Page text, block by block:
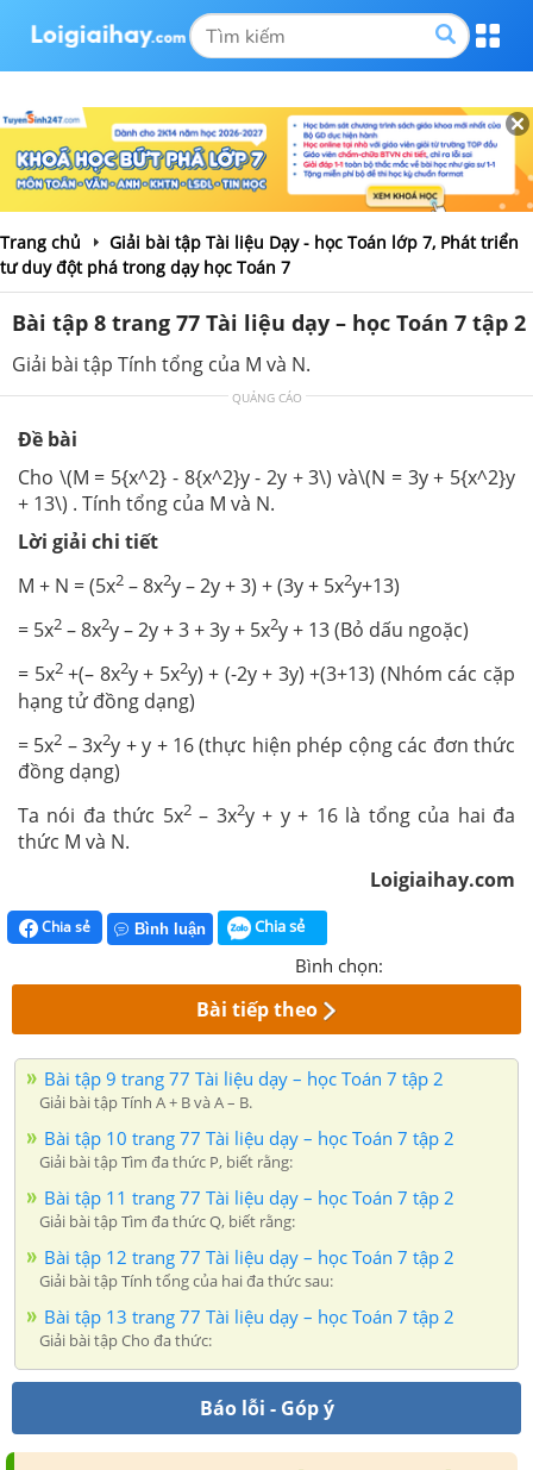
Trang chủ
Giải bài tập Tài liệu Dạy - học Toán lớp 7, Phát triển
tư duy đột phá trong dạy học Toán 7
Bài tập 8 trang 77 Tài liệu dạy – học Toán 7 tập 2
Giải bài tập Tính tổng của M và N.
QUẢNG CÁO
Đề bài
Cho \(M = 5{x^2} - 8{x^2}y - 2y + 3\) và\(N = 3y + 5{x^2}y
+ 13\) . Tính tổng của M và N.
Lời giải chi tiết
M + N = (5x2 – 8x2y – 2y + 3) + (3y + 5x2y+13)
= 5x2 – 8x2y – 2y + 3 + 3y + 5x2y + 13 (Bỏ dấu ngoặc)
= 5x2+(– 8x2y + 5x2y) + (-2y + 3y) +(3+13) (Nhóm các cặp
hạng tử đồng dạng)
= 5x2 – 3x2y + y + 16 (thực hiện phép cộng các đơn thức
đồng dạng)
Ta nói đa thức 5x2– 3x2y + y + 16 là tổng của hai đa
thức M và N.
Loigiaihay.com
Chia sẻ Bình luận Chia sẻ
Bình chọn:
Bài tiếp theo
Bài tập 9 trang 77 Tài liệu dạy – học Toán 7 tập 2
Giải bài tập Tính A + B và A – B.
Bài tập 10 trang 77 Tài liệu dạy – học Toán 7 tập 2
Giải bài tập Tìm đa thức P, biết rằng:
Bài tập 11 trang 77 Tài liệu dạy – học Toán 7 tập 2
Giải bài tập Tìm đa thức Q, biết rằng:
Bài tập 12 trang 77 Tài liệu dạy – học Toán 7 tập 2
Giải bài tập Tính tổng của hai đa thức sau:
Bài tập 13 trang 77 Tài liệu dạy – học Toán 7 tập 2
Giải bài tập Cho đa thức:
Báo lỗi - Góp ý